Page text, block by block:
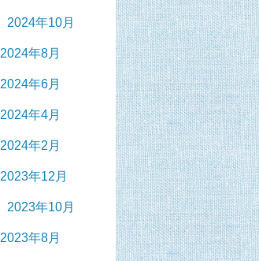
2024年10月
2024年8月
2024年6月
2024年4月
2024年2月
2023年12月
2023年10月
2023年8月